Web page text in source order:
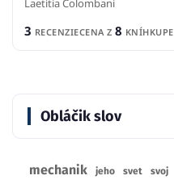
Laetitia Colombani
3 RECENZIECENA Z 8
Obláčik slov
mechanik jeho svet svoj